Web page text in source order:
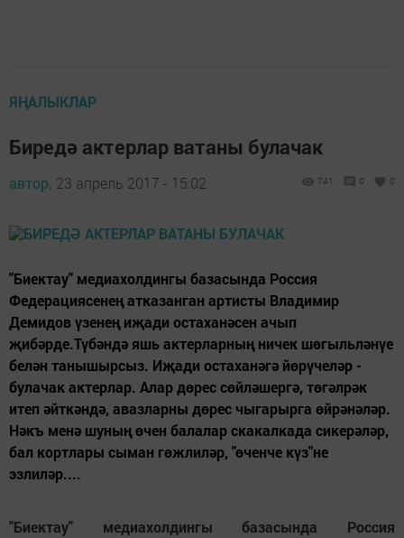
ЯҢАЛЫКЛАР
Биредә актерлар ватаны булачак
автор, 23 апрель 2017 - 15:02 741 0 0
"Биектау" медиахолдингы базасында Россия
Федерациясенең атказанган артисты Владимир
Демидов үзенең иҗади остаханәсен ачып
җибәрде.Түбәндә яшь актерларның ничек шөгыльләнүе
белән танышырсыз. Иҗади остаханәгә йөрүчеләр -
булачак актерлар. Алар дөрес сөйләшергә, төгәлрәк
итеп әйткәндә, авазларны дөрес чыгарырга өйрәнәләр.
Нәкъ менә шуның өчен балалар скакалкада сикерәләр,
бал кортлары сыман гөжлиләр, "өченче күз"не
эзлиләр....
"Биектау" медиахолдингы базасында Россия